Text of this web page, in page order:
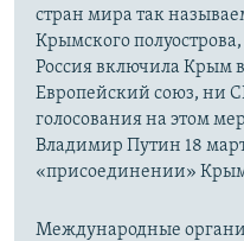
стран мира так
Крымского полуострова,
Россия включила Крым
Европейский союз, ни
голосования на этом
Владимир Путин 18
«присоединении»
Международные